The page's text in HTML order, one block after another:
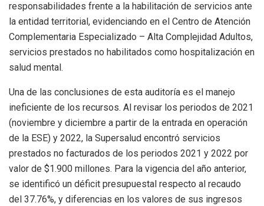
responsabilidades frente a la habilitación de servicios ante
la entidad territorial, evidenciando en el Centro de Atención
Complementaria Especializado – Alta Complejidad Adultos,
servicios prestados no habilitados como hospitalización en
salud mental.
Una de las conclusiones de esta auditoría es el manejo
ineficiente de los recursos. Al revisar los periodos de 2021
(noviembre y diciembre a partir de la entrada en operación
de la ESE) y 2022, la Supersalud encontró servicios
prestados no facturados de los periodos 2021 y 2022 por
valor de $1.900 millones. Para la vigencia del año anterior,
se identificó un déficit presupuestal respecto al recaudo
del 37.76%, y diferencias en los valores de sus ingresos